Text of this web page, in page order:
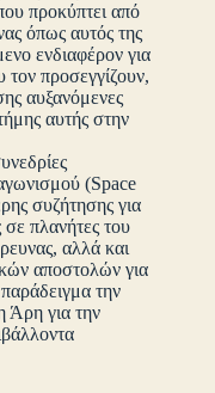
προκύπτει από
όπως αυτός της
ενδιαφέρον για
προσεγγίζουν,
αυξανόμενες
αυτής στην
(Space
συζήτησης για
σε πλανήτες του
αλλά και
αποστολών για
την
Άρη για την